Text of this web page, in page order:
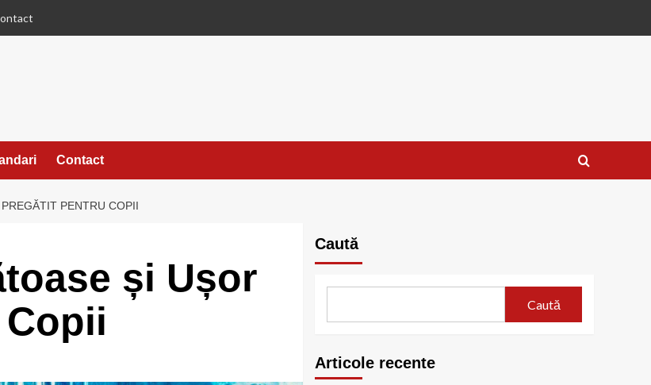
Contact
PENTRU COPII
și Ușor
Caută
Caută
Articole recente